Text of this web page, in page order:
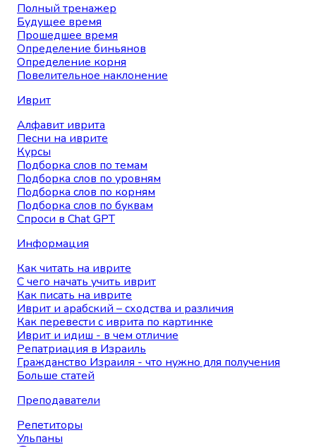
Полный тренажер
Будущее время
Прошедшее время
Определение биньянов
Определение корня
Повелительное наклонение
Иврит
Алфавит иврита
Песни на иврите
Курсы
Подборка слов по темам
Подборка слов по уровням
Подборка слов по корням
Подборка слов по буквам
Спроси в Chat GPT
Информация
Как читать на иврите
С чего начать учить иврит
Как писать на иврите
Иврит и арабский – сходства и различия
Как перевести с иврита по картинке
Иврит и идиш - в чем отличие
Репатриация в Израиль
Гражданство Израиля - что нужно для получения
Больше статей
Преподаватели
Репетиторы
Ульпаны